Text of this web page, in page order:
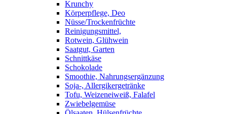
Krunchy
Körperpflege, Deo
Nüsse/Trockenfrüchte
Reinigungsmittel,
Rotwein, Glühwein
Saatgut, Garten
Schnittkäse
Schokolade
Smoothie, Nahrungsergänzung
Soja-, Allergikergetränke
Tofu, Weizeneiweiß, Falafel
Zwiebelgemüse